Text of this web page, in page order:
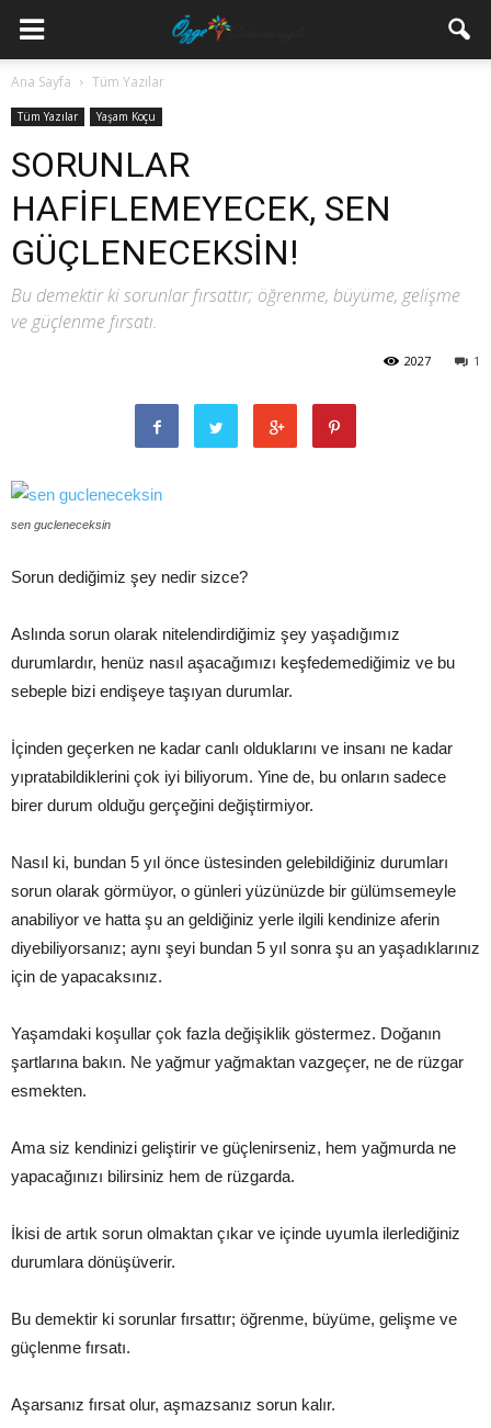
Ana Sayfa Tüm Yazılar
Tüm Yazılar Yaşam Koçu
SORUNLAR
HAFİFLEMEYECEK, SEN
GÜÇLENECEKSİN!
Bu demektir ki sorunlar fırsattır; öğrenme, büyüme, gelişme
ve güçlenme fırsatı.
1
2027
sen gucleneceksin
Sorun dediğimiz şey nedir sizce?
Aslında sorun olarak nitelendirdiğimiz şey yaşadığımız
durumlardır, henüz nasıl aşacağımızı keşfedemediğimiz ve bu
sebeple bizi endişeye taşıyan durumlar.
İçinden geçerken ne kadar canlı olduklarını ve insanı ne kadar
yıpratabildiklerini çok iyi biliyorum. Yine de, bu onların sadece
birer durum olduğu gerçeğini değiştirmiyor.
Nasıl ki, bundan 5 yıl önce üstesinden gelebildiğiniz durumları
sorun olarak görmüyor, o günleri yüzünüzde bir gülümsemeyle
anabiliyor ve hatta şu an geldiğiniz yerle ilgili kendinize aferin
diyebiliyorsanız; aynı şeyi bundan 5 yıl sonra şu an yaşadıklarınız
için de yapacaksınız.
Yaşamdaki koşullar çok fazla değişiklik göstermez. Doğanın
şartlarına bakın. Ne yağmur yağmaktan vazgeçer, ne de rüzgar
esmekten.
Ama siz kendinizi geliştirir ve güçlenirseniz, hem yağmurda ne
yapacağınızı bilirsiniz hem de rüzgarda.
İkisi de artık sorun olmaktan çıkar ve içinde uyumla ilerlediğiniz
durumlara dönüşüverir.
Bu demektir ki sorunlar fırsattır; öğrenme, büyüme, gelişme ve
güçlenme fırsatı.
Aşarsanız fırsat olur, aşmazsanız sorun kalır.